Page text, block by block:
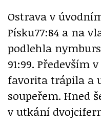
Ostrava v
Písku77:84 a na
podlehla
91:99. Především
favorita trápila a
soupeřem. Hned
v utkání